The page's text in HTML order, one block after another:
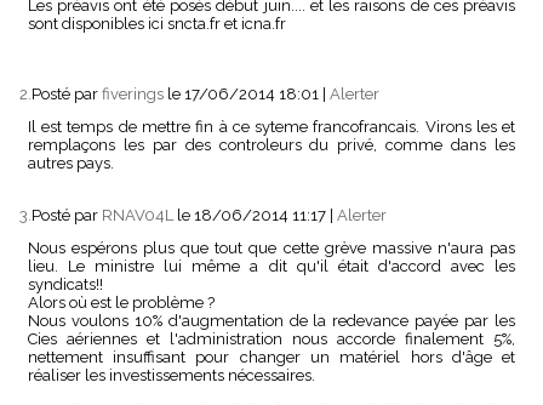
Les préavis ont été posés début juin.... et les raisons de ces préavis
sont disponibles ici sncta.fr et icna.fr
2.Posté par fiverings le 17/06/2014 18:01 Alerter
Il est temps de mettre fin à ce syteme francofrancais. Virons les et
remplaçons les par des controleurs du privé, comme dans les
autres pays.
3.Posté par RNAV04L le 18/06/2014 11:17 Alerter
Nous espérons plus que tout que cette grève massive n'aura pas
lieu. Le ministre lui même a dit qu'il était d'accord avec les
syndicats!!
Alors où est le problème ?
Nous voulons 10% d'augmentation de la redevance payée par les
Cies aériennes et l'administration nous accorde finalement 5%,
nettement insuffisant pour changer un matériel hors d'âge et
réaliser les investissements nécessaires.